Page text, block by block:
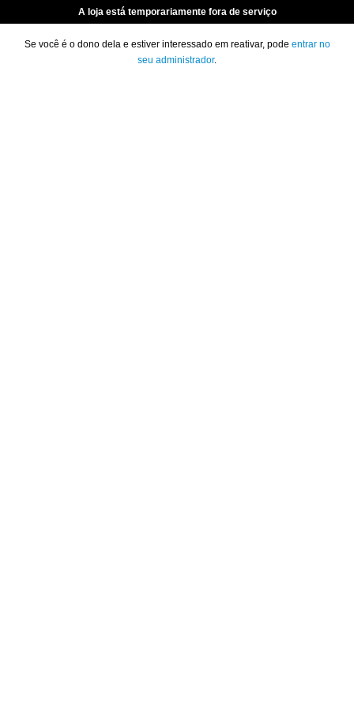
A loja está temporariamente fora de serviço
Se você é o dono dela e estiver interessado em reativar, pode entrar no
seu administrador.